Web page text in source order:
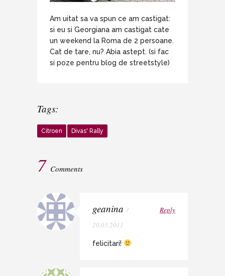
Am uitat sa va spun ce am castigat:
si eu si Georgiana am castigat cate
un weekend la Roma de 2 persoane.
Cat de tare, nu? Abia astept. (si fac
si poze pentru blog de streetstyle)
Tags:
Citroen Divas' Rally
7 Comments
geanina /
20.03.2011
Reply
felicitari!